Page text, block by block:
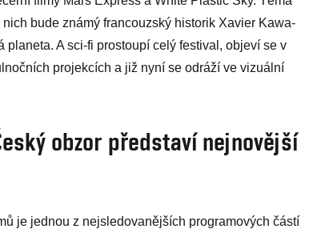
bude známý francouzský historik Xavier Kawa-
planeta. A sci-fi prostoupí celý festival, objeví se v
projekcích a již nyní se odráží ve vizuální
obzor představí nejnovější
je jednou z nejsledovanějších programových částí